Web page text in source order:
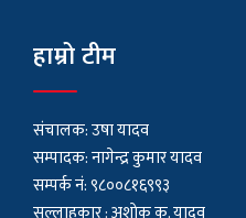
हाम्रो टीम
संचालक: उषा यादव
सम्पादक: नागेन्द्र कुमार यादव
सम्पर्क नं: ९८००८१६९९३